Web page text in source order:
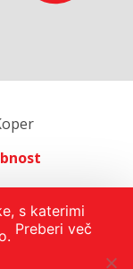
s katerimi
Preberi več